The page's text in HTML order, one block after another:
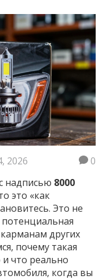
2026
0
надписью 8000
это «как
Это не
других
почему такая
что реально
когда вы